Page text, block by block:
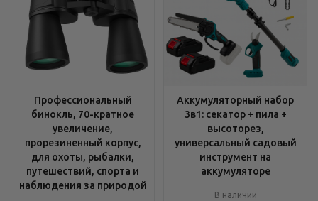
Профессиональный
бинокль, 70-кратное
увеличение,
прорезиненный корпус,
для охоты, рыбалки,
путешествий, спорта и
наблюдения за природой
Аккумуляторный набор
3в1: секатор + пила +
высоторез,
универсальный садовый
инструмент на
аккумуляторе
В наличии